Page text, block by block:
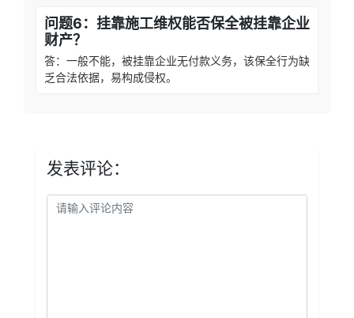
问题6：挂靠施工维权能否保全被挂靠企业
财产？
答：一般不能，被挂靠企业无付款义务，该保全行为缺
乏合法依据，易构成侵权。
发表评论：